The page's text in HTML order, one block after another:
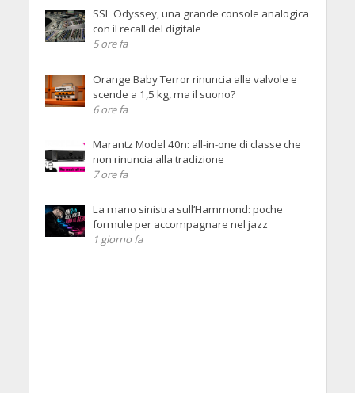
SSL Odyssey, una grande console analogica
con il recall del digitale
5 ore fa
Orange Baby Terror rinuncia alle valvole e
scende a 1,5 kg, ma il suono?
6 ore fa
Marantz Model 40n: all-in-one di classe che
non rinuncia alla tradizione
7 ore fa
La mano sinistra sull’Hammond: poche
formule per accompagnare nel jazz
1 giorno fa